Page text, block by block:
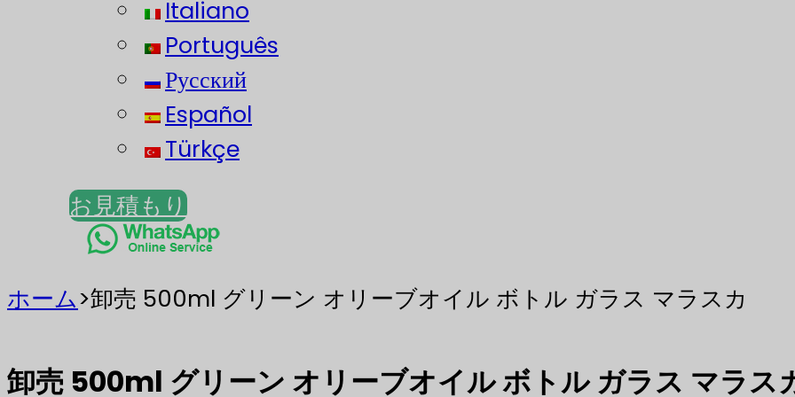
Italiano
Português
Русский
Español
Türkçe
お見積もり
ホーム>卸売 500ml グリーン オリーブオイル ボトル ガラス マラスカ
卸売 500ml グリーン オリーブオイル ボトル ガラス マラス